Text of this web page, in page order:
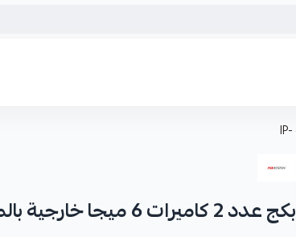
بكج عدد 2 كاميرات 6 ميجا خارجية بالملحقات -IP